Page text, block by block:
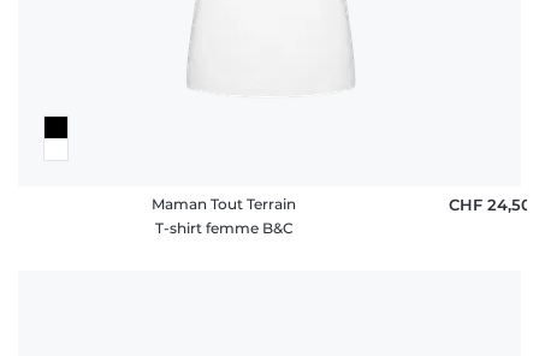
Maman Tout Terrain
T-shirt femme B&C
CHF 24,50